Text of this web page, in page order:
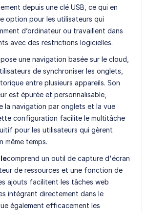
depuis une clé USB, ce qui en
option pour les utilisateurs qui
d’ordinateur ou travaillent dans
avec des restrictions logicielles.
une navigation basée sur le cloud,
de synchroniser les onglets,
entre plusieurs appareils. Son
est épurée et personnalisable,
la navigation par onglets et la vue
configuration facilite le multitâche
pour les utilisateurs qui gèrent
même temps.
comprend un outil de capture d'écran
de ressources et une fonction de
ajouts facilitent les tâches web
intégrant directement dans le
également efficacement les